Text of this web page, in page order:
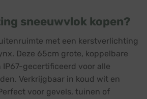
sneeuwvlok kopen?
met een kerstverlichting
Deze 65cm grote, koppelbare
IP67-gecertificeerd voor alle
Verkrijgbaar in koud wit en
voor gevels, tuinen of